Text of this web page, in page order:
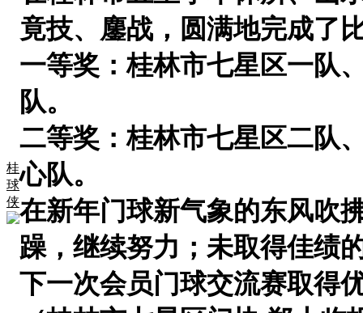
桂
球
侠
竟技、鏖战，圆满地完成了
一等奖：桂林市七星区一队
队。
二等奖：桂林市七星区二队
心队。
在新年门球新气象的东风吹
躁，继续努力；未取得佳绩
下一次会员门球交流赛取得